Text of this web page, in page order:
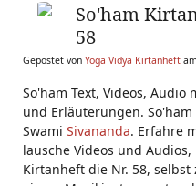
So'ham
58
Gepostet von Yoga Vidya Kirtanheft
So'ham Text, Videos,
und Erläuterungen. So'ham
Swami Sivananda. Erfahre
lausche Videos und
Kirtanheft die Nr. 58,